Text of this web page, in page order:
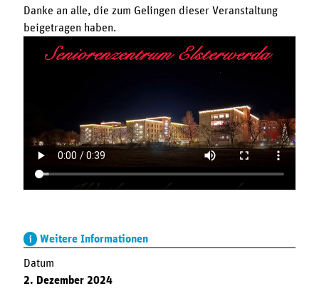
Danke an alle, die zum Gelingen dieser Veranstaltung
beigetragen haben.
Weitere Informationen
Datum
2. Dezember 2024